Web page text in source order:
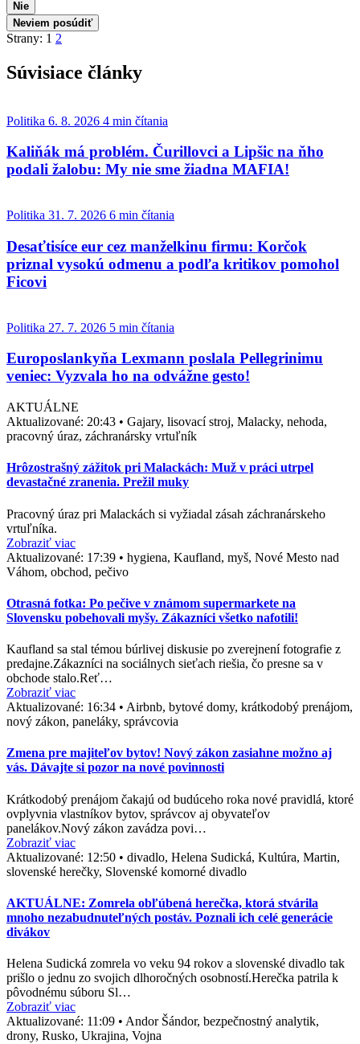
Nie
Neviem posúdiť
Strany: 1 2
Súvisiace články
Politika 6. 8. 2026 4 min čítania
Kaliňák má problém. Čurillovci a Lipšic na ňho
podali žalobu: My nie sme žiadna MAFIA!
Politika 31. 7. 2026 6 min čítania
Desaťtisíce eur cez manželkinu firmu: Korčok
priznal vysokú odmenu a podľa kritikov pomohol
Ficovi
Politika 27. 7. 2026 5 min čítania
Europoslankyňa Lexmann poslala Pellegrinimu
veniec: Vyzvala ho na odvážne gesto!
AKTUÁLNE
Aktualizované: 20:43 • Gajary, lisovací stroj, Malacky, nehoda,
pracovný úraz, záchranársky vrtuľník
Hrôzostrašný zážitok pri Malackách: Muž v práci utrpel
devastačné zranenia. Prežil muky
Pracovný úraz pri Malackách si vyžiadal zásah záchranárskeho
vrtuľníka.
Zobraziť viac
Aktualizované: 17:39 • hygiena, Kaufland, myš, Nové Mesto nad
Váhom, obchod, pečivo
Otrasná fotka: Po pečive v známom supermarkete na
Slovensku pobehovali myšy. Zákazníci všetko nafotili!
Kaufland sa stal témou búrlivej diskusie po zverejnení fotografie z
predajne.Zákazníci na sociálnych sieťach riešia, čo presne sa v
obchode stalo.Reť…
Zobraziť viac
Aktualizované: 16:34 • Airbnb, bytové domy, krátkodobý prenájom,
nový zákon, paneláky, správcovia
Zmena pre majiteľov bytov! Nový zákon zasiahne možno aj
vás. Dávajte si pozor na nové povinnosti
Krátkodobý prenájom čakajú od budúceho roka nové pravidlá, ktoré
ovplyvnia vlastníkov bytov, správcov aj obyvateľov
panelákov.Nový zákon zavádza povi…
Zobraziť viac
Aktualizované: 12:50 • divadlo, Helena Sudická, Kultúra, Martin,
slovenské herečky, Slovenské komorné divadlo
AKTUÁLNE: Zomrela obľúbená herečka, ktorá stvárila
mnoho nezabudnuteľných postáv. Poznali ich celé generácie
divákov
Helena Sudická zomrela vo veku 94 rokov a slovenské divadlo tak
prišlo o jednu zo svojich dlhoročných osobností.Herečka patrila k
pôvodnému súboru Sl…
Zobraziť viac
Aktualizované: 11:09 • Andor Šándor, bezpečnostný analytik,
drony, Rusko, Ukrajina, Vojna